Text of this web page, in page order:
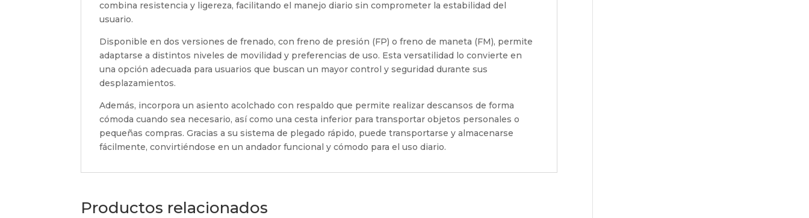
combina resistencia y ligereza, facilitando el manejo diario sin comprometer la estabilidad del
usuario.
Disponible en dos versiones de frenado, con freno de presión (FP) o freno de maneta (FM), permite
adaptarse a distintos niveles de movilidad y preferencias de uso. Esta versatilidad lo convierte en
una opción adecuada para usuarios que buscan un mayor control y seguridad durante sus
desplazamientos.
Además, incorpora un asiento acolchado con respaldo que permite realizar descansos de forma
cómoda cuando sea necesario, así como una cesta inferior para transportar objetos personales o
pequeñas compras. Gracias a su sistema de plegado rápido, puede transportarse y almacenarse
fácilmente, convirtiéndose en un andador funcional y cómodo para el uso diario.
Productos relacionados